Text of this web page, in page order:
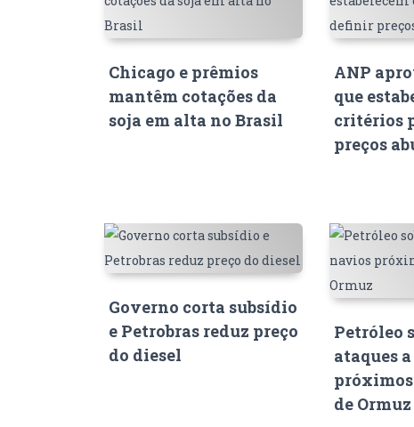
Chicago e prêmios
mantêm cotações da
soja em alta no Brasil
ANP
que
critérios
preços
Governo corta subsídio
e Petrobras reduz preço
do diesel
Petróleo
ataques
de Ormuz